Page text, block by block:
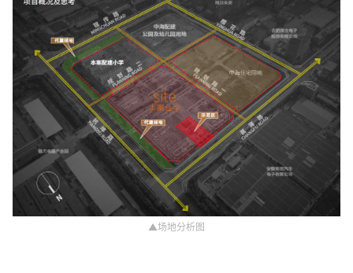
▲场地分析图